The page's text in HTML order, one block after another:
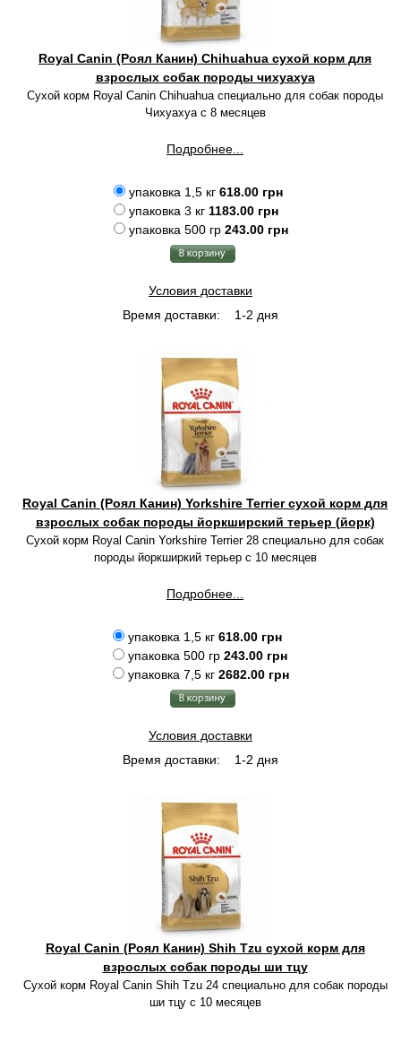
Royal Canin (Роял Канин) Chihuahua сухой корм для
взрослых собак породы чихуахуа
Сухой корм Royal Canin Chihuahua специально для собак породы
Чихуахуа с 8 месяцев
Подробнее...
упаковка 1,5 кг 618.00 грн
упаковка 3 кг 1183.00 грн
упаковка 500 гр 243.00 грн
Условия доставки
Время доставки:
1-2 дня
Royal Canin (Роял Канин) Yorkshire Terrier сухой корм для
взрослых собак породы йоркширский терьер (йорк)
Сухой корм Royal Canin Yorkshire Terrier 28 специально для собак
породы йоркширкий терьер с 10 месяцев
Подробнее...
упаковка 1,5 кг 618.00 грн
упаковка 500 гр 243.00 грн
упаковка 7,5 кг 2682.00 грн
Условия доставки
Время доставки:
1-2 дня
Royal Canin (Роял Канин) Shih Tzu сухой корм для
взрослых собак породы ши тцу
Сухой корм Royal Canin Shih Tzu 24 специально для собак породы
ши тцу с 10 месяцев